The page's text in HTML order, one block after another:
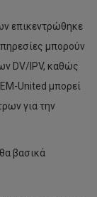
επικεντρώθηκε
μπορούν
DV/IPV, καθώς
United μπορεί
για την
βασικά